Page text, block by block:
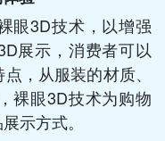
眼3D技术，以增强
展示，消费者可以
，从服装的材质、
裸眼3D技术为购物
示方式。